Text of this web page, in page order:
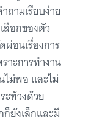
ถามเรียบง่าย
ลือกของตัว
ผ่อนเรื่องการ
าะการทำงาน
ม่พอ และไม่
ะท้วงด้วย